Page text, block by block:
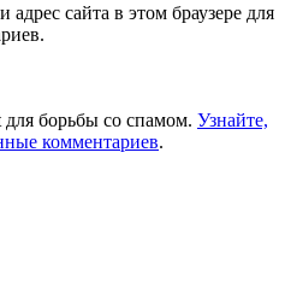
сайта в этом браузере для
для борьбы со спамом. Узнайте,
комментариев.